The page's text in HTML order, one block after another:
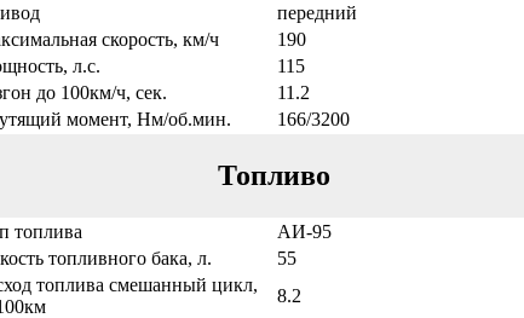
передний
скорость, км/ч
190
л.с.
115
до 100км/ч, сек.
11.2
момент, Нм/об.мин.
166/3200
Топливо
топлива
АИ-95
топливного бака, л.
55
топлива смешанный цикл,
8.2